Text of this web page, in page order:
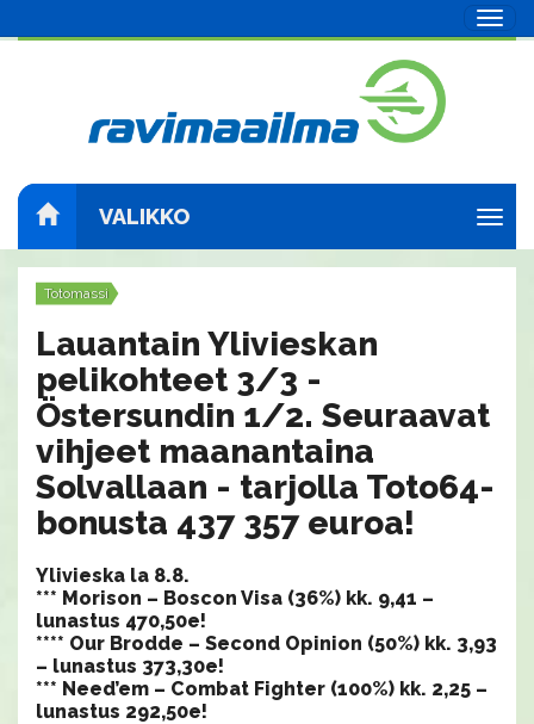
VALIKKO
Totomassi
Lauantain Ylivieskan
pelikohteet 3/3 -
Östersundin 1/2. Seuraavat
vihjeet maanantaina
Solvallaan - tarjolla Toto64-
bonusta 437 357 euroa!
Ylivieska la 8.8.
*** Morison – Boscon Visa (36%) kk. 9,41 –
lunastus 470,50e!
**** Our Brodde – Second Opinion (50%) kk. 3,93
– lunastus 373,30e!
*** Need’em – Combat Fighter (100%) kk. 2,25 –
lunastus 292,50e!